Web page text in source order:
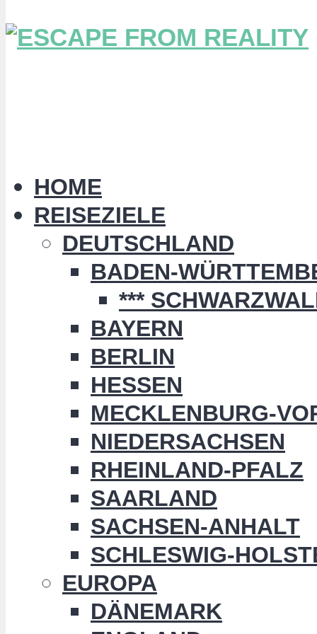
HOME
REISEZIELE
DEUTSCHLAND
BADEN-
***
BAYERN
BERLIN
HESSEN
MECKLENBURG-
NIEDERSACHSEN
RHEINLAND-PFALZ
SAARLAND
SACHSEN-ANHALT
SCHLESWIG-
EUROPA
DÄNEMARK